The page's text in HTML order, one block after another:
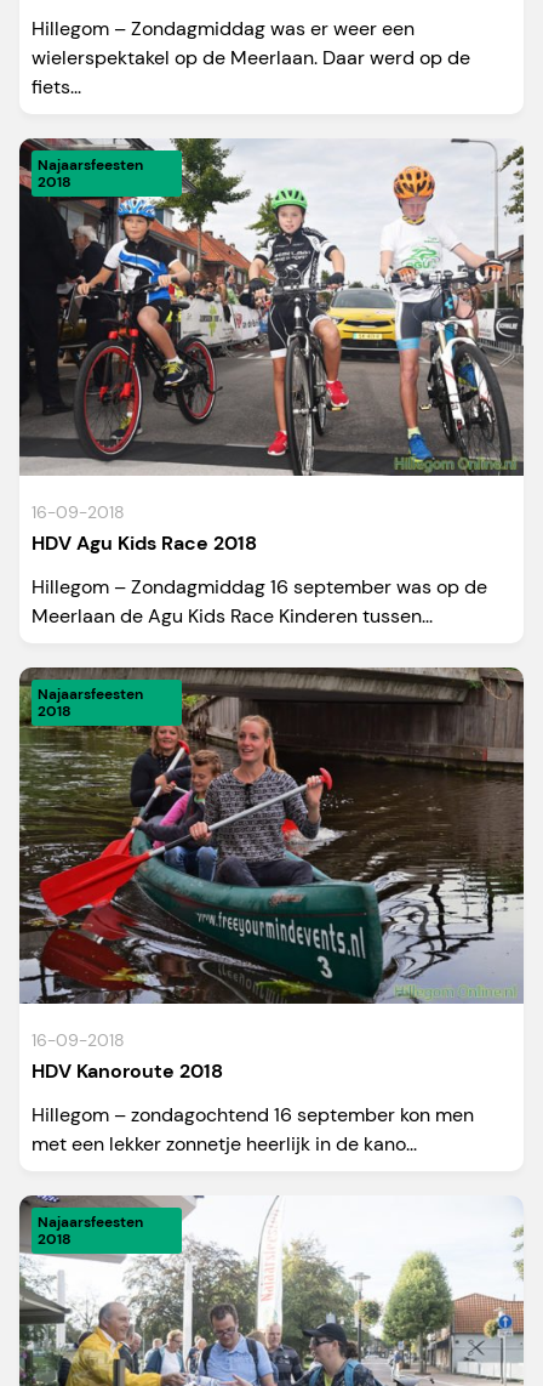
Hillegom – Zondagmiddag was er weer een
wielerspektakel op de Meerlaan. Daar werd op de
fiets...
Najaarsfeesten
2018
16-09-2018
HDV Agu Kids Race 2018
Hillegom – Zondagmiddag 16 september was op de
Meerlaan de Agu Kids Race Kinderen tussen...
Najaarsfeesten
2018
16-09-2018
HDV Kanoroute 2018
Hillegom – zondagochtend 16 september kon men
met een lekker zonnetje heerlijk in de kano...
Najaarsfeesten
2018